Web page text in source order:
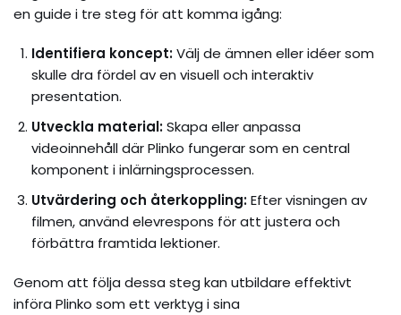
en guide i tre steg för att komma igång:
Identifiera koncept:Välj de ämnen eller idéer som
skulle dra fördel av en visuell och interaktiv
presentation.
Utveckla material:Skapa eller anpassa
videoinnehåll där Plinko fungerar som en central
komponent i inlärningsprocessen.
Utvärdering och återkoppling:Efter visningen av
filmen, använd elevrespons för att justera och
förbättra framtida lektioner.
Genom att följa dessa steg kan utbildare effektivt
införa Plinko som ett verktyg i sina